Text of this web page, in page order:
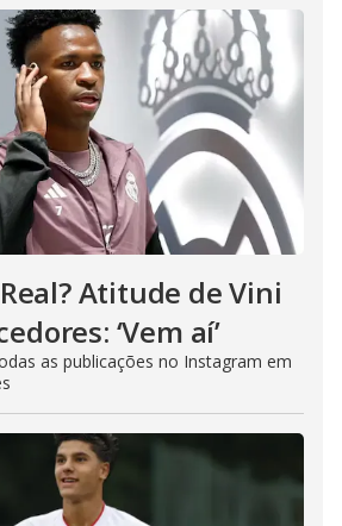
Atitude de Vini
‘Vem aí’
as publicações no Instagram em